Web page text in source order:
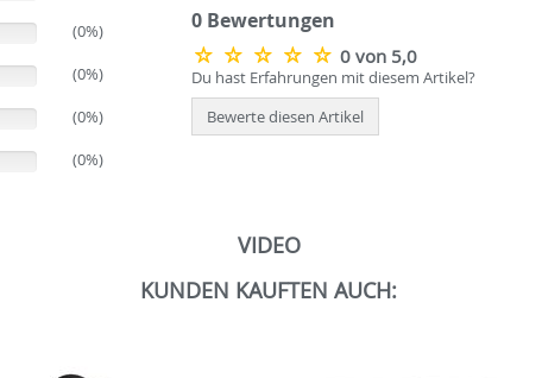
(0%)
(0%)
(0%)
(0%)
0 Bewertungen
0 von 5,0
Du hast Erfahrungen mit diesem Artikel?
Bewerte diesen Artikel
VIDEO
KUNDEN KAUFTEN AUCH: